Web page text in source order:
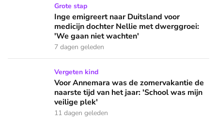
Inge emigreert naar Duitsland voor medicijn dochter
Grote stap
Inge emigreert naar Duitsland voor
medicijn dochter Nellie met dwerggroei:
'We gaan niet wachten'
7 dagen geleden
Voor Annemara was de zomervakantie de naarste tijd van
Vergeten kind
Voor Annemara was de zomervakantie de
naarste tijd van het jaar: 'School was mijn
veilige plek'
11 dagen geleden